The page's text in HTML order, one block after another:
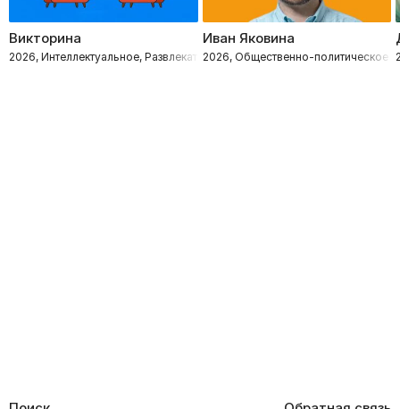
Викторина
2026, Интеллектуальное, Развлекательное
Иван Яковина
2026, Общественно-политическое